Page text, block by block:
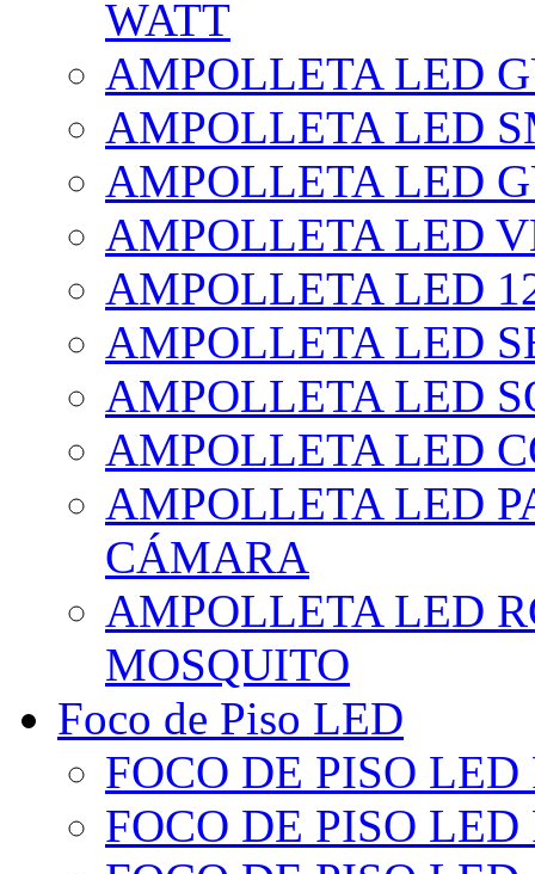
WATT
AMPOLLETA LED
AMPOLLETA LED
AMPOLLETA LED
AMPOLLETA LED
AMPOLLETA LED
AMPOLLETA LED
AMPOLLETA LED
AMPOLLETA LED
AMPOLLETA LED
CÁMARA
AMPOLLETA LED
MOSQUITO
Foco de Piso LED
FOCO DE PISO
FOCO DE PISO